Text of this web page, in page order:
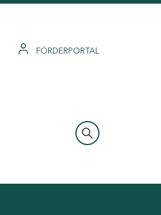
FÖRDERPORTAL